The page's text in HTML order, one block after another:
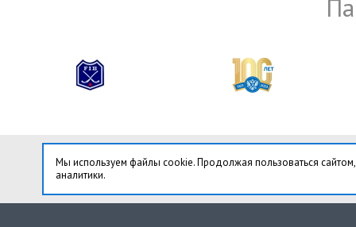
Мы используем файлы cookie. Продолжая пользоваться
аналитики.